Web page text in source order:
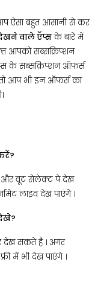
ऐसा बहुत आसानी से कर
वाले ऍप्सके बारे में
आपको सब्सक्रिप्शन
के सब्सक्रिप्शन ऑफर्स
आप भी इन ऑफर्स का
और वूट सेलेक्ट पे देख
लाइव देख पाएंगे ।
देख सकते है । अगर
में भी देख पाएंगे ।